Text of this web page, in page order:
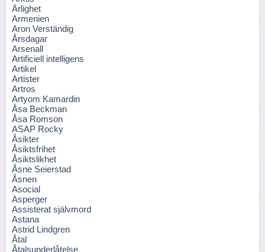
Ärlighet
Armenien
Aron Verständig
Årsdagar
Arsenall
Artificiell intelligens
Artikel
Artister
Artros
Artyom Kamardin
Åsa Beckman
Åsa Romson
ASAP Rocky
Åsikter
Åsiktsfrihet
Åsiktslikhet
Åsne Seierstad
Åsnen
Asocial
Asperger
Assisterat självmord
Astana
Astrid Lindgren
Åtal
Åtalsunderlåtelse